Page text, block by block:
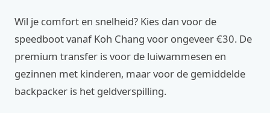
Wil je comfort en snelheid? Kies dan voor de
speedboot vanaf Koh Chang voor ongeveer €30. De
premium transfer is voor de luiwammesen en
gezinnen met kinderen, maar voor de gemiddelde
backpacker is het geldverspilling.